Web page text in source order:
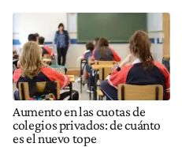
Aumento en las cuotas de
colegios privados: de cuánto
es el nuevo tope